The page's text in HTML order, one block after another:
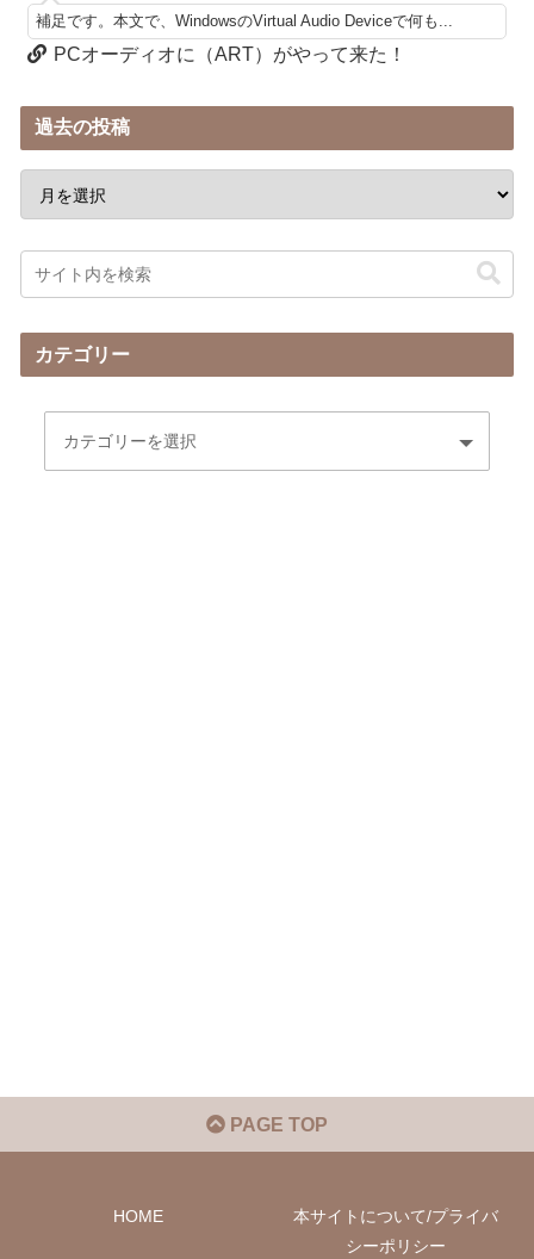
補足です。本文で、WindowsのVirtual Audio Deviceで何も...
PCオーディオに（ART）がやって来た！
過去の投稿
カテゴリー
PAGE TOP
HOME
本サイトについて/プライバ
シーポリシー